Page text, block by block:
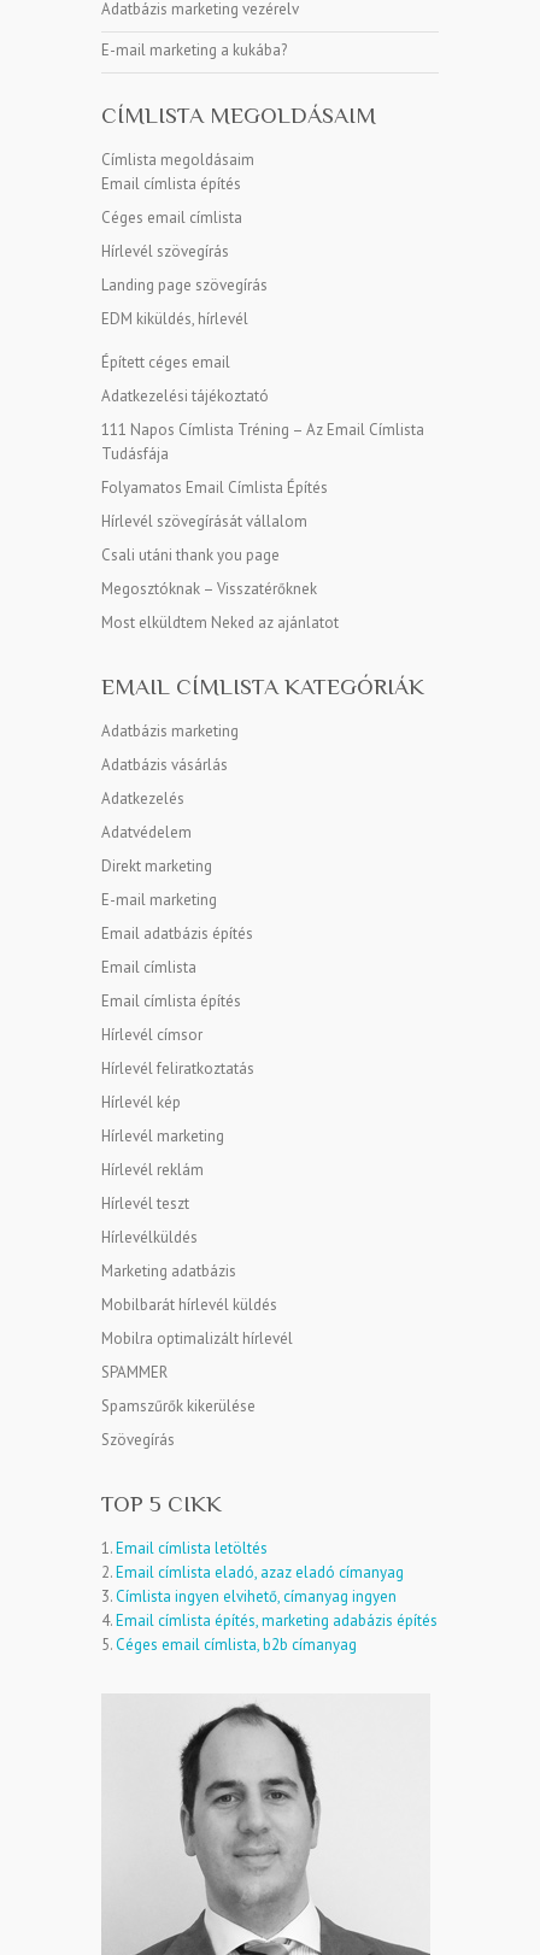
Adatbázis marketing vezérelv
E-mail marketing a kukába?
CÍMLISTA MEGOLDÁSAIM
Címlista megoldásaim
Email címlista építés
Céges email címlista
Hírlevél szövegírás
Landing page szövegírás
EDM kiküldés, hírlevél
Épített céges email
Adatkezelési tájékoztató
111 Napos Címlista Tréning – Az Email Címlista
Tudásfája
Folyamatos Email Címlista Építés
Hírlevél szövegírását vállalom
Csali utáni thank you page
Megosztóknak – Visszatérőknek
Most elküldtem Neked az ajánlatot
EMAIL CÍMLISTA KATEGÓRIÁK
Adatbázis marketing
Adatbázis vásárlás
Adatkezelés
Adatvédelem
Direkt marketing
E-mail marketing
Email adatbázis építés
Email címlista
Email címlista építés
Hírlevél címsor
Hírlevél feliratkoztatás
Hírlevél kép
Hírlevél marketing
Hírlevél reklám
Hírlevél teszt
Hírlevélküldés
Marketing adatbázis
Mobilbarát hírlevél küldés
Mobilra optimalizált hírlevél
SPAMMER
Spamszűrők kikerülése
Szövegírás
TOP 5 CIKK
1.Email címlista letöltés
2.Email címlista eladó, azaz eladó címanyag
3.Címlista ingyen elvihető, címanyag ingyen
4.Email címlista építés, marketing adabázis építés
5.Céges email címlista, b2b címanyag